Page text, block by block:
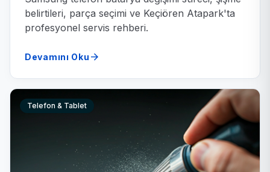
belirtileri, parça seçimi ve Keçiören Atapark'ta
profesyonel servis rehberi.
Devamını Oku arrow_forward
Telefon & Tablet